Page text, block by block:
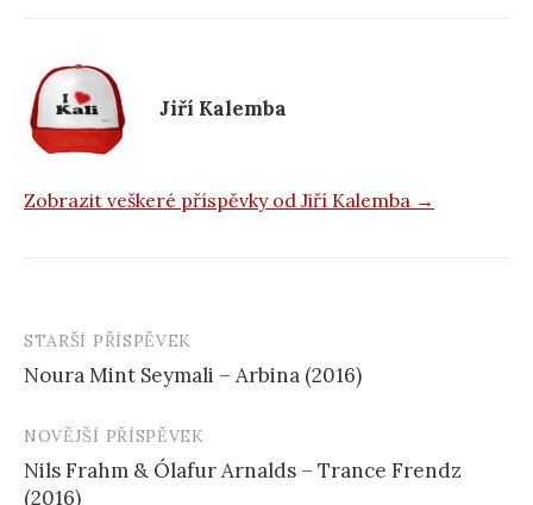
o
k Jiří Kalemba
Zobrazit veškeré příspěvky od Jiří Kalemba →
Navigace
příspěvku
STARŠÍ PŘÍSPĚVEK
Noura Mint Seymali – Arbina (2016)
NOVĚJŠÍ PŘÍSPĚVEK
Nils Frahm & Ólafur Arnalds – Trance Frendz
(2016)